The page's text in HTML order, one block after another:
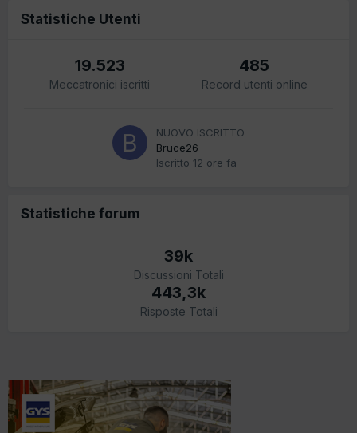
Statistiche Utenti
19.523
Meccatronici iscritti
485
Record utenti online
NUOVO ISCRITTO
Bruce26
Iscritto 12 ore fa
Statistiche forum
39k
Discussioni Totali
443,3k
Risposte Totali